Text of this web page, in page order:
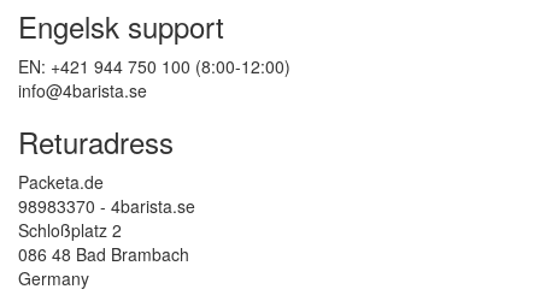
Engelsk support
EN: +421 944 750 100 (8:00-12:00)
info@4barista.se
Returadress
Packeta.de
98983370 - 4barista.se
Schloßplatz 2
086 48 Bad Brambach
Germany